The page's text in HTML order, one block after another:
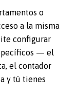
o
a la misma
configurar
— el
el contador
y tú tienes